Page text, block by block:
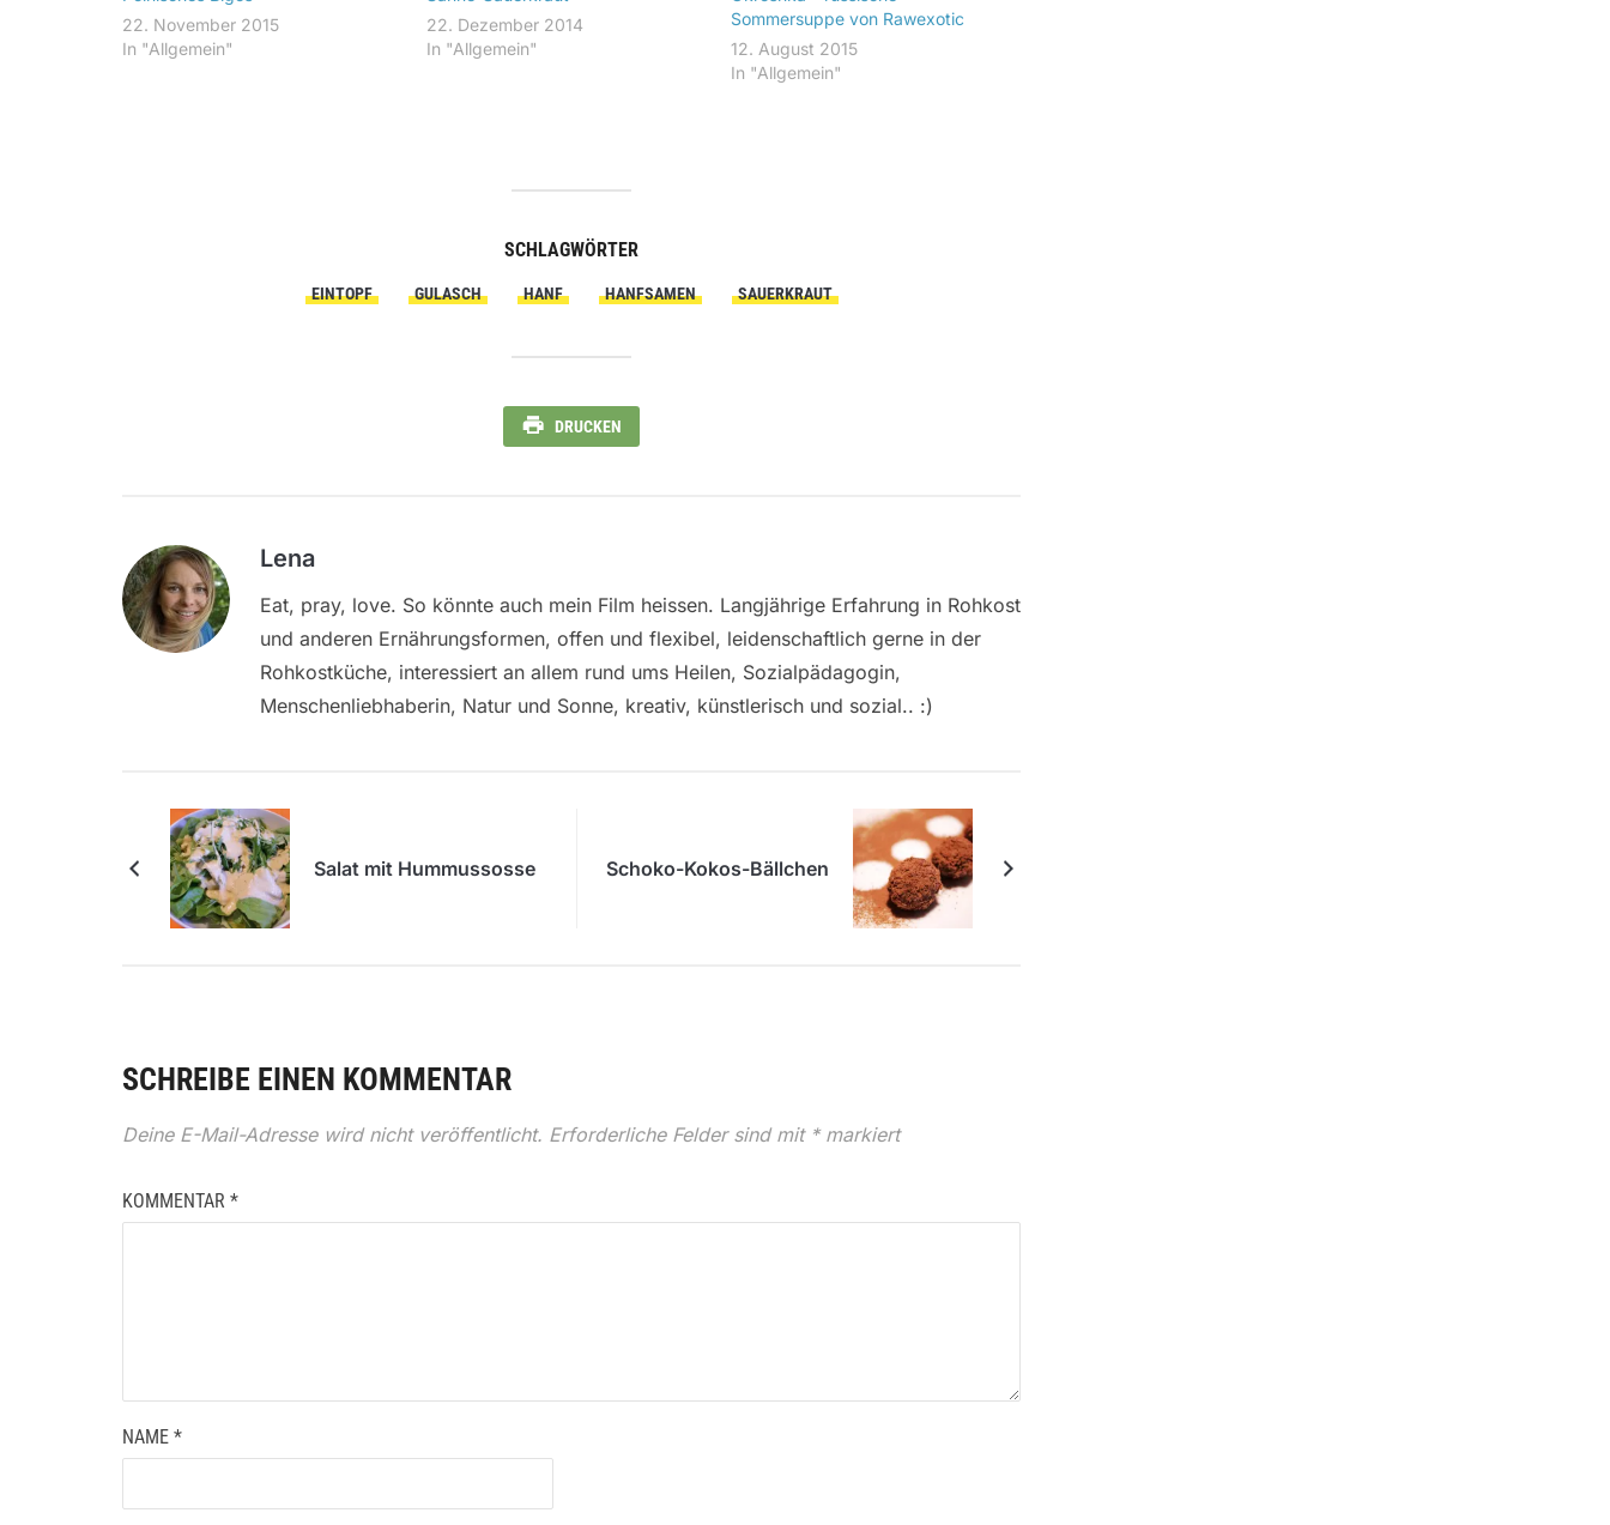
22. November 2015
In "Allgemein"
22. Dezember 2014
In "Allgemein"
Sommersuppe von Rawexotic
12. August 2015
In "Allgemein"
SCHLAGWÖRTER
EINTOPF GULASCH HANF HANFSAMEN SAUERKRAUT
DRUCKEN
Lena
Eat, pray, love. So könnte auch mein Film heissen. Langjährige Erfahrung in Rohkost
und anderen Ernährungsformen, offen und flexibel, leidenschaftlich gerne in der
Rohkostküche, interessiert an allem rund ums Heilen, Sozialpädagogin,
Menschenliebhaberin, Natur und Sonne, kreativ, künstlerisch und sozial.. :)
Salat mit Hummussosse Schoko-Kokos-Bällchen
SCHREIBE EINEN KOMMENTAR
Deine E-Mail-Adresse wird nicht veröffentlicht. Erforderliche Felder sind mit *markiert
KOMMENTAR *
NAME *